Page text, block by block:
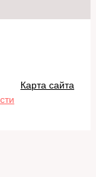
Карта сайта